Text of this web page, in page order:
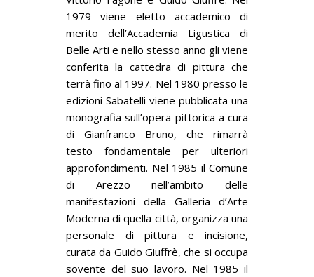
1979 viene eletto accademico di
merito dell’Accademia Ligustica di
Belle Arti e nello stesso anno gli viene
conferita la cattedra di pittura che
terrà fino al 1997. Nel 1980 presso le
edizioni Sabatelli viene pubblicata una
monografia sull’opera pittorica a cura
di Gianfranco Bruno, che rimarrà
testo fondamentale per ulteriori
approfondimenti. Nel 1985 il Comune
di Arezzo nell’ambito delle
manifestazioni della Galleria d’Arte
Moderna di quella città, organizza una
personale di pittura e incisione,
curata da Guido Giuffrè, che si occupa
sovente del suo lavoro. Nel 1985 il